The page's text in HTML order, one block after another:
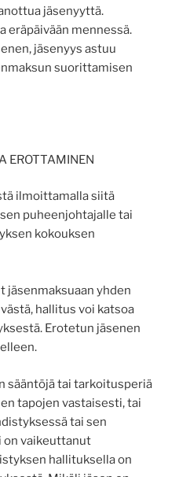
jäsenyyttä.
eräpäivään mennessä.
jäsenyys astuu
suorittamisen
EROTTAMINEN
ilmoittamalla siitä
puheenjohtajalle tai
kokouksen
jäsenmaksuaan yhden
hallitus voi katsoa
Erotetun jäsenen
sääntöjä tai tarkoitusperiä
tapojen vastaisesti, tai
tai sen
on vaikeuttanut
hallituksella on